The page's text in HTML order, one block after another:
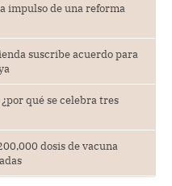
impulso de una reforma
suscribe acuerdo para
qué se celebra tres
dosis de vacuna